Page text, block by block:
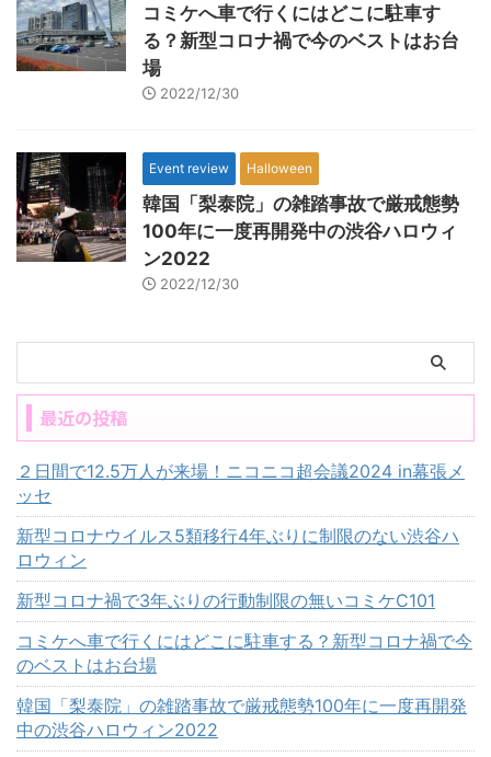
コミケへ車で行くにはどこに駐車す
る？新型コロナ禍で今のベストはお台
場
2022/12/30
Event review Halloween
韓国「梨泰院」の雑踏事故で厳戒態勢
100年に一度再開発中の渋谷ハロウィ
ン2022
2022/12/30
最近の投稿
２日間で12.5万人が来場！ニコニコ超会議2024 in幕張メ
ッセ
新型コロナウイルス5類移行4年ぶりに制限のない渋谷ハ
ロウィン
新型コロナ禍で3年ぶりの行動制限の無いコミケC101
コミケへ車で行くにはどこに駐車する？新型コロナ禍で今
のベストはお台場
韓国「梨泰院」の雑踏事故で厳戒態勢100年に一度再開発
中の渋谷ハロウィン2022